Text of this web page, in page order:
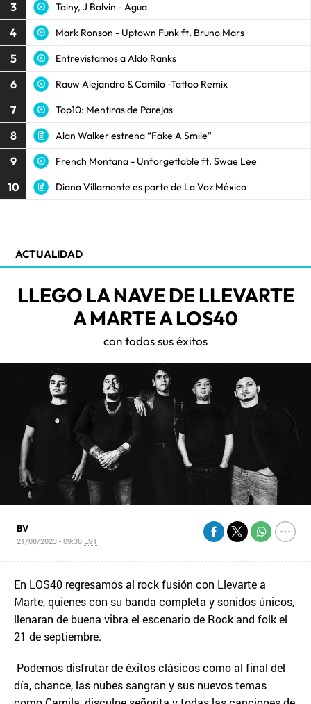
3 Tainy, J Balvin - Agua
4 Mark Ronson - Uptown Funk ft. Bruno Mars
5 Entrevistamos a Aldo Ranks
6 Rauw Alejandro & Camilo -Tattoo Remix
7 Top10: Mentiras de Parejas
8 Alan Walker estrena “Fake A Smile”
9 French Montana - Unforgettable ft. Swae Lee
10 Diana Villamonte es parte de La Voz México
ACTUALIDAD
LLEGO LA NAVE DE LLEVARTE
A MARTE A LOS40
con todos sus éxitos
BV
21/08/2023 - 09:38 EST
En LOS40 regresamos al rock fusión con Llevarte a
Marte, quienes con su banda completa y sonidos únicos,
llenaran de buena vibra el escenario de Rock and folk el
21 de septiembre.
Podemos disfrutar de éxitos clásicos como al final del
día, chance, las nubes sangran y sus nuevos temas